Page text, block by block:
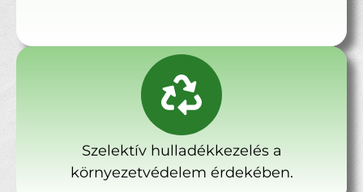
Szelektív hulladékkezelés a
környezetvédelem érdekében.